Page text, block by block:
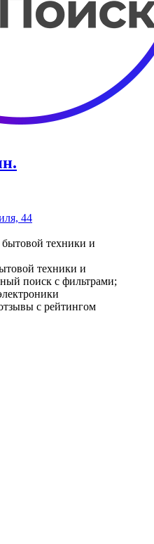
44
техники и
техники и
поиск с фильтрами;
с рейтингом